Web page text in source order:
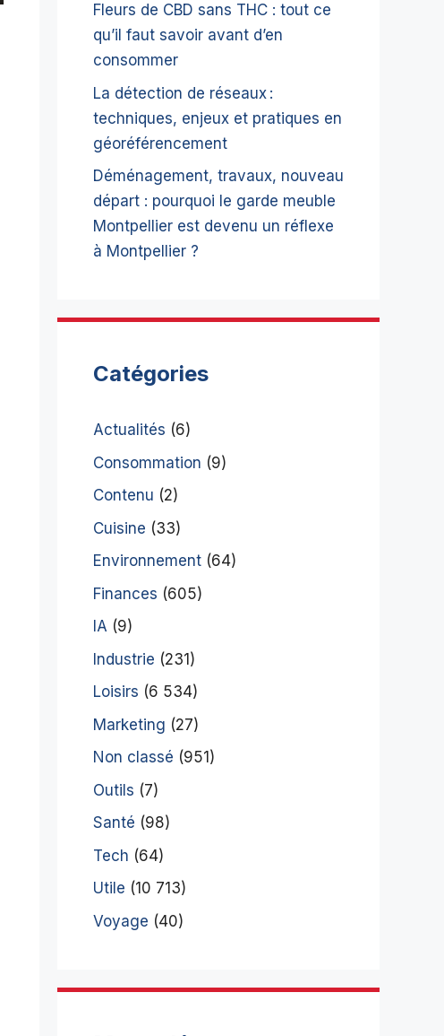
Fleurs de CBD sans THC : tout ce
qu’il faut savoir avant d’en
consommer
La détection de réseaux :
techniques, enjeux et pratiques en
géoréférencement
Déménagement, travaux, nouveau
départ : pourquoi le garde meuble
Montpellier est devenu un réflexe
à Montpellier ?
Catégories
Actualités (6)
Consommation (9)
Contenu (2)
Cuisine (33)
Environnement (64)
Finances (605)
IA (9)
Industrie (231)
Loisirs (6 534)
Marketing (27)
Non classé (951)
Outils (7)
Santé (98)
Tech (64)
Utile (10 713)
Voyage (40)